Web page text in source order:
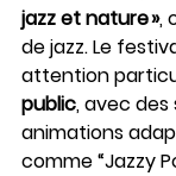
jazz et nature »,
de jazz. Le
attention
public, avec
animations
comme “Jazzy